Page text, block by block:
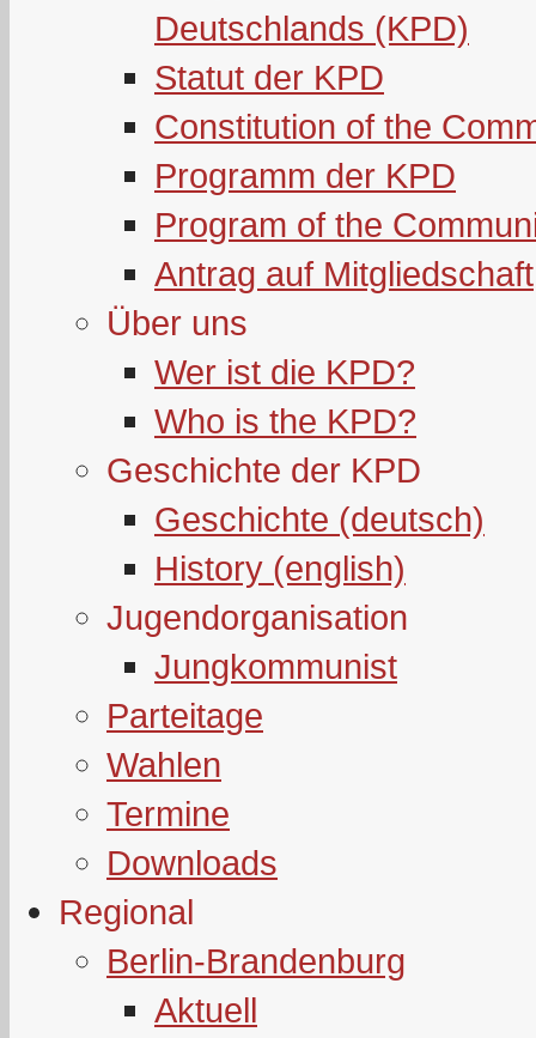
Deutschlands (KPD)
Statut der KPD
Constitution of the
Programm der KPD
Program of the
Antrag auf Mitgliedschaft
Über uns
Wer ist die KPD?
Who is the KPD?
Geschichte der KPD
Geschichte (deutsch)
History (english)
Jugendorganisation
Jungkommunist
Parteitage
Wahlen
Termine
Downloads
Regional
Berlin-Brandenburg
Aktuell